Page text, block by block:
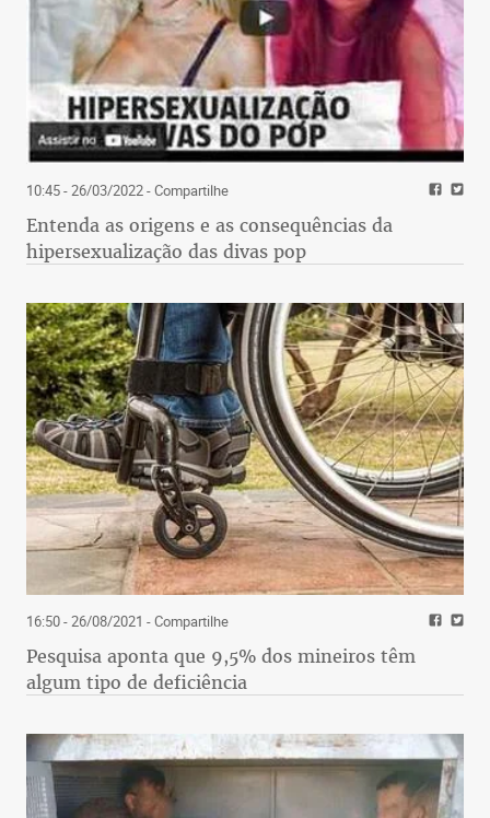
10:45 - 26/03/2022- Compartilhe
Entenda as origens e as consequências da
hipersexualização das divas pop
16:50 - 26/08/2021 - Compartilhe
Pesquisa aponta que 9,5% dos mineiros têm
algum tipo de deficiência